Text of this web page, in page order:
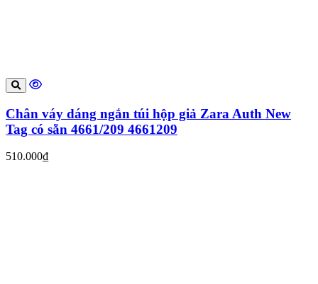
Chân váy dáng ngắn túi hộp giả Zara Auth New
Tag có sẵn 4661/209 4661209
510.000₫